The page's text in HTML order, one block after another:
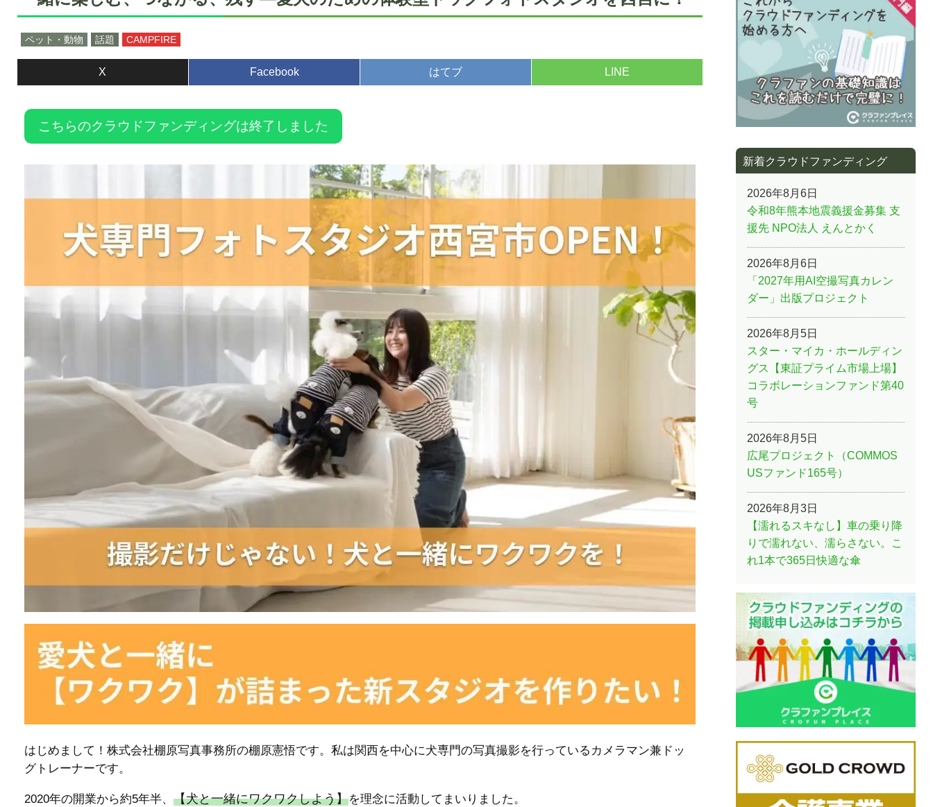
ペット・動物 話題 CAMPFIRE
X Facebook はてブ LINE
こちらのクラウドファンディングは終了しました
はじめまして！株式会社棚原写真事務所の棚原憲悟です。私は関西を中心に犬専門の写真撮影を行っているカメラマン兼ドッ
グトレーナーです。
2020年の開業から約5年半、 【犬と一緒にワクワクしよう】を理念に活動してまいりました。
新着クラウドファンディング
2026年8月6日
令和8年熊本地震義援金募集 支
援先 NPO法人 えんとかく
2026年8月6日
「2027年用AI空撮写真カレン
ダー」出版プロジェクト
2026年8月5日
スター・マイカ・ホールディン
グス【東証プライム市場上場】
コラボレーションファンド第40
号
2026年8月5日
広尾プロジェクト（COMMOS
USファンド165号）
2026年8月3日
【濡れるスキなし】車の乗り降
りで濡れない、濡らさない。こ
れ1本で365日快適な傘